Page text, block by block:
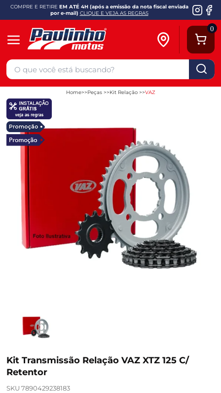
COMPRE E RETIRE EM ATÉ 4H (após a emissão da nota fiscal enviada
por e-mail) CLIQUE E VEJA AS REGRAS
0
Home Peças Kit Relação VAZ
Kit Transmissão Relação VAZ XTZ 125 C/
Retentor
SKU 7890429238183